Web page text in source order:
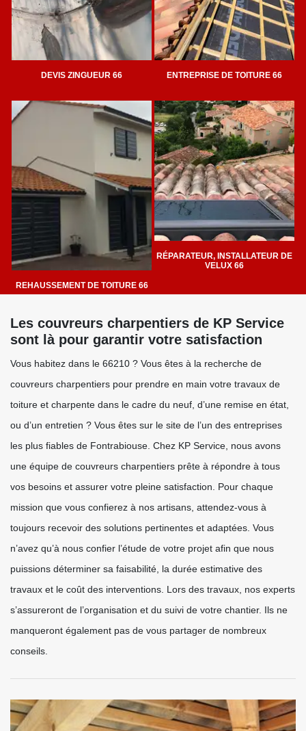
DEVIS ZINGUEUR 66 ENTREPRISE DE TOITURE 66
REHAUSSEMENT DE TOITURE 66
RÉPARATEUR, INSTALLATEUR DE
VELUX 66
Les couvreurs charpentiers de KP Service
sont là pour garantir votre satisfaction
Vous habitez dans le 66210 ? Vous êtes à la recherche de
couvreurs charpentiers pour prendre en main votre travaux de
toiture et charpente dans le cadre du neuf, d’une remise en état,
ou d’un entretien ? Vous êtes sur le site de l’un des entreprises
les plus fiables de Fontrabiouse. Chez KP Service, nous avons
une équipe de couvreurs charpentiers prête à répondre à tous
vos besoins et assurer votre pleine satisfaction. Pour chaque
mission que vous confierez à nos artisans, attendez-vous à
toujours recevoir des solutions pertinentes et adaptées. Vous
n’avez qu’à nous confier l’étude de votre projet afin que nous
puissions déterminer sa faisabilité, la durée estimative des
travaux et le coût des interventions. Lors des travaux, nos experts
s’assureront de l’organisation et du suivi de votre chantier. Ils ne
manqueront également pas de vous partager de nombreux
conseils.